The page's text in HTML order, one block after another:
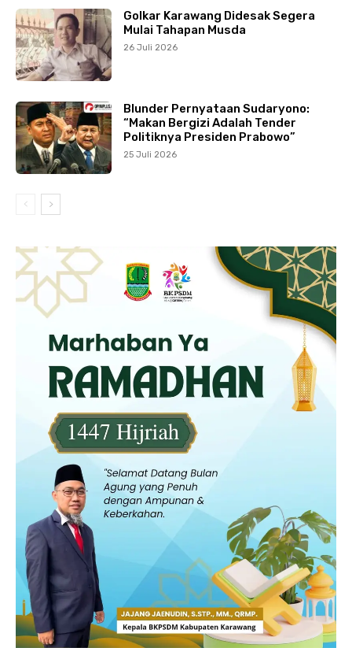
Golkar Karawang Didesak Segera
Mulai Tahapan Musda
26 Juli 2026
Blunder Pernyataan Sudaryono:
“Makan Bergizi Adalah Tender
Politiknya Presiden Prabowo”
25 Juli 2026